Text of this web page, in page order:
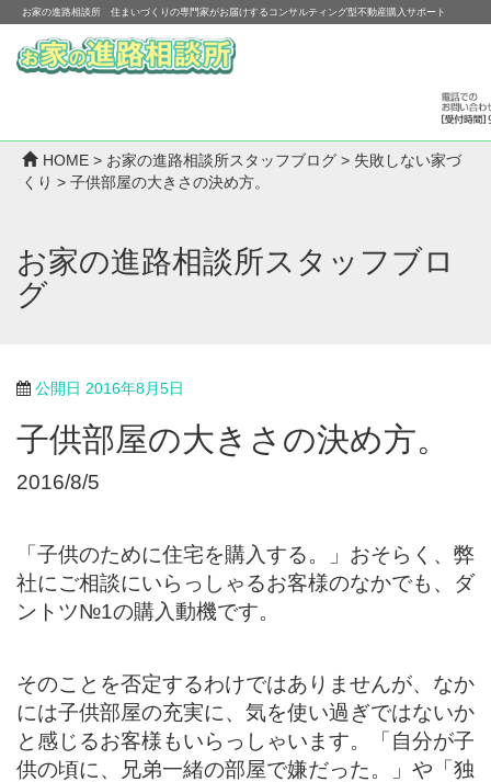
お家の進路相談所 住まいづくりの専門家がお届けするコンサルティング型不動産購入サポート
HOME > お家の進路相談所スタッフブログ > 失敗しない家づ
くり > 子供部屋の大きさの決め方。
お家の進路相談所スタッフブロ
グ
公開日 2016年8月5日
子供部屋の大きさの決め方。
2016/8/5
「子供のために住宅を購入する。」おそらく、弊
社にご相談にいらっしゃるお客様のなかでも、ダ
ントツ№1の購入動機です。
そのことを否定するわけではありませんが、なか
には子供部屋の充実に、気を使い過ぎではないか
と感じるお客様もいらっしゃいます。「自分が子
供の頃に、兄弟一緒の部屋で嫌だった。」や「独